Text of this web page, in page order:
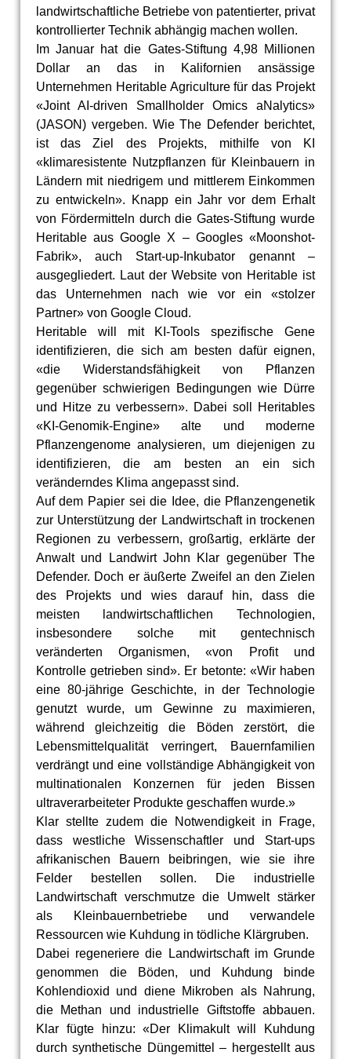
landwirtschaftliche Betriebe von patentierter, privat
kontrollierter Technik abhängig machen wollen.
Im Januar hat die Gates-Stiftung 4,98 Millionen
Dollar an das in Kalifornien ansässige
Unternehmen Heritable Agriculture für das Projekt
«Joint AI-driven Smallholder Omics aNalytics»
(JASON) vergeben. Wie The Defender berichtet,
ist das Ziel des Projekts, mithilfe von KI
«klimaresistente Nutzpflanzen für Kleinbauern in
Ländern mit niedrigem und mittlerem Einkommen
zu entwickeln». Knapp ein Jahr vor dem Erhalt
von Fördermitteln durch die Gates-Stiftung wurde
Heritable aus Google X – Googles «Moonshot-
Fabrik», auch Start-up-Inkubator genannt –
ausgegliedert. Laut der Website von Heritable ist
das Unternehmen nach wie vor ein «stolzer
Partner» von Google Cloud.
Heritable will mit KI-Tools spezifische Gene
identifizieren, die sich am besten dafür eignen,
«die Widerstandsfähigkeit von Pflanzen
gegenüber schwierigen Bedingungen wie Dürre
und Hitze zu verbessern». Dabei soll Heritables
«KI-Genomik-Engine» alte und moderne
Pflanzengenome analysieren, um diejenigen zu
identifizieren, die am besten an ein sich
veränderndes Klima angepasst sind.
Auf dem Papier sei die Idee, die Pflanzengenetik
zur Unterstützung der Landwirtschaft in trockenen
Regionen zu verbessern, großartig, erklärte der
Anwalt und Landwirt John Klar gegenüber The
Defender. Doch er äußerte Zweifel an den Zielen
des Projekts und wies darauf hin, dass die
meisten landwirtschaftlichen Technologien,
insbesondere solche mit gentechnisch
veränderten Organismen, «von Profit und
Kontrolle getrieben sind». Er betonte: «Wir haben
eine 80-jährige Geschichte, in der Technologie
genutzt wurde, um Gewinne zu maximieren,
während gleichzeitig die Böden zerstört, die
Lebensmittelqualität verringert, Bauernfamilien
verdrängt und eine vollständige Abhängigkeit von
multinationalen Konzernen für jeden Bissen
ultraverarbeiteter Produkte geschaffen wurde.»
Klar stellte zudem die Notwendigkeit in Frage,
dass westliche Wissenschaftler und Start-ups
afrikanischen Bauern beibringen, wie sie ihre
Felder bestellen sollen. Die industrielle
Landwirtschaft verschmutze die Umwelt stärker
als Kleinbauernbetriebe und verwandele
Ressourcen wie Kuhdung in tödliche Klärgruben.
Dabei regeneriere die Landwirtschaft im Grunde
genommen die Böden, und Kuhdung binde
Kohlendioxid und diene Mikroben als Nahrung,
die Methan und industrielle Giftstoffe abbauen.
Klar fügte hinzu: «Der Klimakult will Kuhdung
durch synthetische Düngemittel – hergestellt aus